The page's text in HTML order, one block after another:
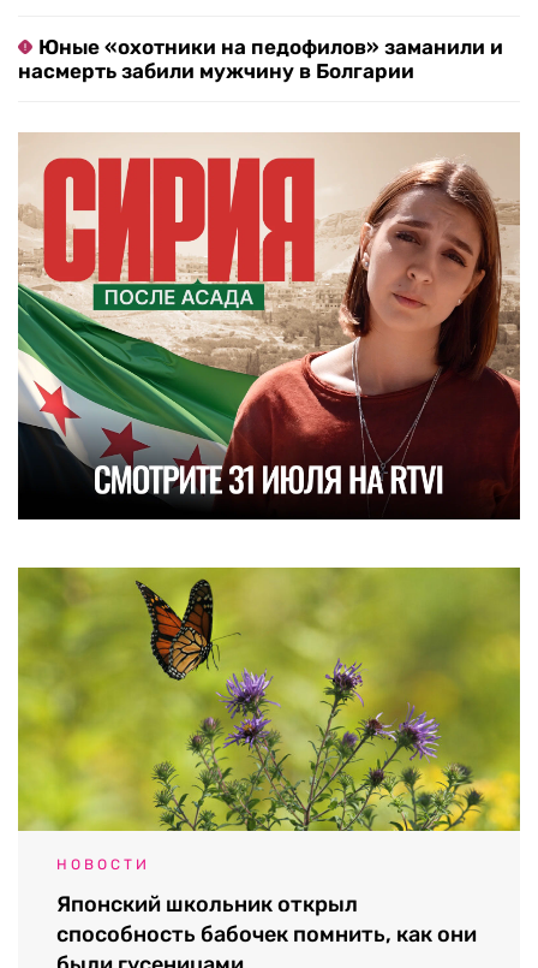
Юные «охотники на педофилов» заманили и
насмерть забили мужчину в Болгарии
НОВОСТИ
Японский школьник открыл
способность бабочек помнить, как они